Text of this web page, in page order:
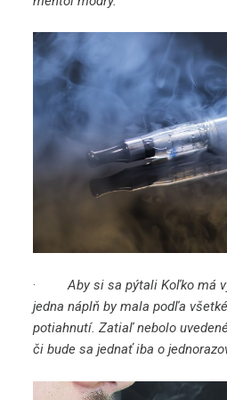
·Aby si sa pýtali Koľko má
jedna náplň by mala podľa
potiahnutí. Zatiaľ nebolo
či bude sa jednať iba o